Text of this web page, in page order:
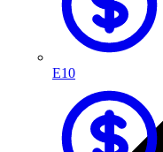
E10